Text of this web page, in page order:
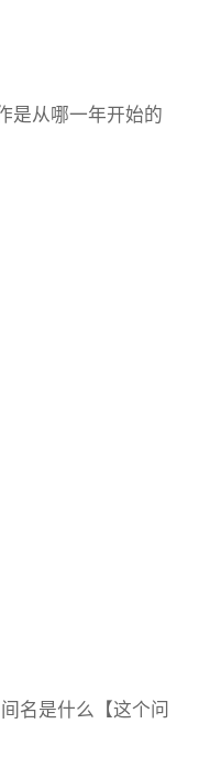
是从哪一年开始的
名是什么【这个问